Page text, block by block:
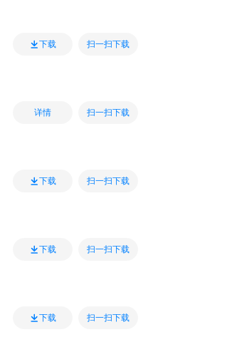
下载 扫一扫下载
详情 扫一扫下载
下载 扫一扫下载
下载 扫一扫下载
下载 扫一扫下载